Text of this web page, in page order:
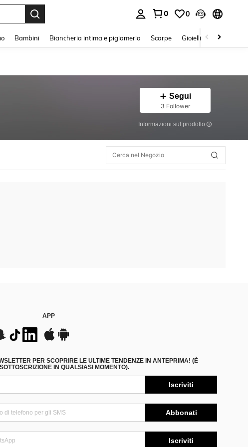
0 0
Bambini Biancheria intima e pigiameria Scarpe Gioielli E Accessori
Segui
3 Follower
Informazioni sul prodotto
APP
PER SCOPRIRE LE ULTIME TENDENZE IN ANTEPRIMA! (È
IN QUALSIASI MOMENTO).
Iscriviti
Abbonati
Iscriviti